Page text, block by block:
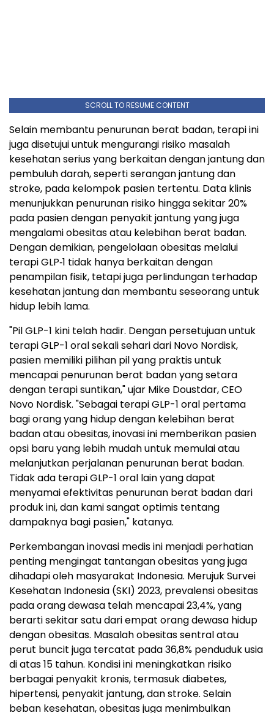
SCROLL TO RESUME CONTENT
Selain membantu penurunan berat badan, terapi ini
juga disetujui untuk mengurangi risiko masalah
kesehatan serius yang berkaitan dengan jantung dan
pembuluh darah, seperti serangan jantung dan
stroke, pada kelompok pasien tertentu. Data klinis
menunjukkan penurunan risiko hingga sekitar 20%
pada pasien dengan penyakit jantung yang juga
mengalami obesitas atau kelebihan berat badan.
Dengan demikian, pengelolaan obesitas melalui
terapi GLP‑1 tidak hanya berkaitan dengan
penampilan fisik, tetapi juga perlindungan terhadap
kesehatan jantung dan membantu seseorang untuk
hidup lebih lama.
"Pil GLP-1 kini telah hadir. Dengan persetujuan untuk
terapi GLP-1 oral sekali sehari dari Novo Nordisk,
pasien memiliki pilihan pil yang praktis untuk
mencapai penurunan berat badan yang setara
dengan terapi suntikan," ujar Mike Doustdar, CEO
Novo Nordisk. "Sebagai terapi GLP-1 oral pertama
bagi orang yang hidup dengan kelebihan berat
badan atau obesitas, inovasi ini memberikan pasien
opsi baru yang lebih mudah untuk memulai atau
melanjutkan perjalanan penurunan berat badan.
Tidak ada terapi GLP-1 oral lain yang dapat
menyamai efektivitas penurunan berat badan dari
produk ini, dan kami sangat optimis tentang
dampaknya bagi pasien," katanya.
Perkembangan inovasi medis ini menjadi perhatian
penting mengingat tantangan obesitas yang juga
dihadapi oleh masyarakat Indonesia. Merujuk Survei
Kesehatan Indonesia (SKI) 2023, prevalensi obesitas
pada orang dewasa telah mencapai 23,4%, yang
berarti sekitar satu dari empat orang dewasa hidup
dengan obesitas. Masalah obesitas sentral atau
perut buncit juga tercatat pada 36,8% penduduk usia
di atas 15 tahun. Kondisi ini meningkatkan risiko
berbagai penyakit kronis, termasuk diabetes,
hipertensi, penyakit jantung, dan stroke. Selain
beban kesehatan, obesitas juga menimbulkan